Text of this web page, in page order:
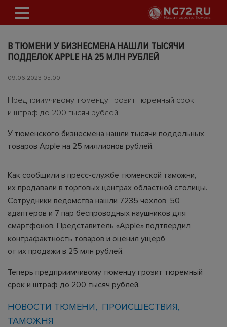
В ТЮМЕНИ У БИЗНЕСМЕНА НАШЛИ ТЫСЯЧИ
ПОДДЕЛОК APPLE НА 25 МЛН РУБЛЕЙ
09.06.2023 05:00
Предприимчивому тюменцу грозит тюремный срок
и штраф до 200 тысяч рублей
У тюменского бизнесмена нашли тысячи поддельных
товаров Apple на 25 миллионов рублей.
Как сообщили в пресс-службе тюменской таможни,
их продавали в торговых центрах областной столицы.
Сотрудники ведомства нашли 7235 чехлов, 50
адаптеров и 7 пар беспроводных наушников для
смартфонов. Представитель «Apple» подтвердил
контрафактность товаров и оценил ущерб
от их продажи в 25 млн рублей.
Теперь предприимчивому тюменцу грозит тюремный
срок и штраф до 200 тысяч рублей.
НОВОСТИ ТЮМЕНИ
ПРОИСШЕСТВИЯ
ТАМОЖНЯ